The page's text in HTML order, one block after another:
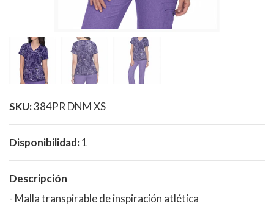
SKU:384PR DNM XS
Disponibilidad:1
Descripción
- Malla transpirable de inspiración atlética